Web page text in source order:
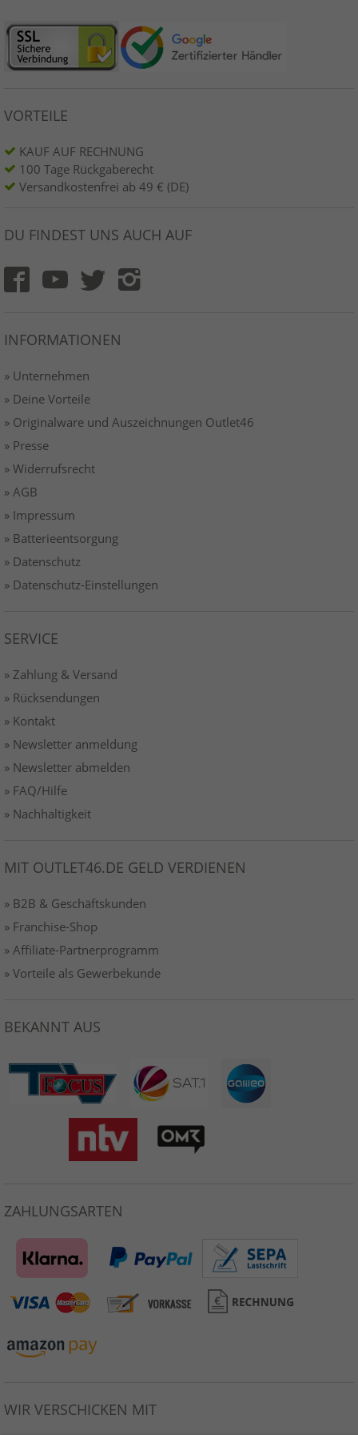
VORTEILE
KAUF AUF RECHNUNG
100 Tage Rückgaberecht
Versandkostenfrei ab 49 € (DE)
DU FINDEST UNS AUCH AUF
INFORMATIONEN
» Unternehmen
» Deine Vorteile
» Originalware und Auszeichnungen Outlet46
» Presse
» Widerrufsrecht
» AGB
» Impressum
» Batterieentsorgung
» Datenschutz
» Datenschutz-Einstellungen
SERVICE
» Zahlung & Versand
» Rücksendungen
» Kontakt
» Newsletter anmeldung
» Newsletter abmelden
» FAQ/Hilfe
» Nachhaltigkeit
MIT OUTLET46.DE GELD VERDIENEN
» B2B & Geschäftskunden
» Franchise-Shop
» Affiliate-Partnerprogramm
» Vorteile als Gewerbekunde
BEKANNT AUS
ZAHLUNGSARTEN
WIR VERSCHICKEN MIT